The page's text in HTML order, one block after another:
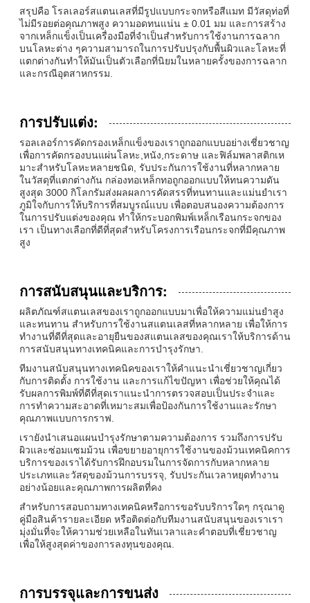
สรุปคือ โรลเลอร์สแตนเลสที่มีรูปแบบกระจกหรือสีแมท มีวัสดุท่อที่
ไม่มีรอยต่อคุณภาพสูง ความอดทนแน่น ± 0.01 มม และการสร้าง
จากเหล็กแข็งเป็นเครื่องมือที่จําเป็นสําหรับการใช้งานการฉลาก
บนโลหะต่าง ๆความสามารถในการปรับปรุงกับพื้นผิวและโลหะที่
แตกต่างกันทําให้มันเป็นตัวเลือกที่นิยมในหลายครั้งของการฉลาก
และกรณีอุตสาหกรรม.
การปรับแต่ง:
รอลเลอร์การคัดกรองเหล็กแข็งของเราถูกออกแบบอย่างเชี่ยวชาญ
เพื่อการคัดกรองบนแผ่นโลหะ,หนัง,กระดาษ และฟิล์มพลาสติกเห
มาะสําหรับโลหะหลายชนิด, รับประกันการใช้งานที่หลากหลาย
ในวัสดุที่แตกต่างกัน กล่องทอเหล็กทอถูกออกแบบให้ทนความดัน
สูงสุด 3000 กิโลกรัมส่งผลผลการคัดสรรที่ทนทานและแม่นยําเรา
ภูมิใจกับการให้บริการที่สมบูรณ์แบบ เพื่อตอบสนองความต้องการ
ในการปรับแต่งของคุณ ทําให้กระบอกพิมพ์เหล็กเรือนกระจกของ
เรา เป็นทางเลือกที่ดีที่สุดสําหรับโครงการเรือนกระจกที่มีคุณภาพ
สูง
การสนับสนุนและบริการ:
ผลิตภัณฑ์สแตนเลสของเราถูกออกแบบมาเพื่อให้ความแม่นยําสูง
และทนทาน สําหรับการใช้งานสแตนเลสที่หลากหลาย เพื่อให้การ
ทํางานที่ดีที่สุดและอายุยืนของสแตนเลสของคุณเราให้บริการด้าน
การสนับสนุนทางเทคนิคและการบํารุงรักษา.
ทีมงานสนับสนุนทางเทคนิคของเราให้คําแนะนําเชี่ยวชาญเกี่ยว
กับการติดตั้ง การใช้งาน และการแก้ไขปัญหา เพื่อช่วยให้คุณได้
รับผลการพิมพ์ที่ดีที่สุดเราแนะนําการตรวจสอบเป็นประจําและ
การทําความสะอาดที่เหมาะสมเพื่อป้องกันการใช้งานและรักษา
คุณภาพแบบการกราฟ.
เรายังนําเสนอแผนบํารุงรักษาตามความต้องการ รวมถึงการปรับ
ผิวและซ่อมแซมม้วน เพื่อขยายอายุการใช้งานของม้วนเทคนิคการ
บริการของเราได้รับการฝึกอบรมในการจัดการกับหลากหลาย
ประเภทและวัสดุของม้วนการบรรจุ, รับประกันเวลาหยุดทํางาน
อย่างน้อยและคุณภาพการผลิตที่คง
สําหรับการสอบถามทางเทคนิคหรือการขอรับบริการใดๆ กรุณาดู
คู่มือสินค้ารายละเอียด หรือติดต่อกับทีมงานสนับสนุนของเราเรา
มุ่งมั่นที่จะให้ความช่วยเหลือในทันเวลาและคําตอบที่เชี่ยวชาญ
เพื่อให้สูงสุดค่าของการลงทุนของคุณ.
การบรรจุและการขนส่ง